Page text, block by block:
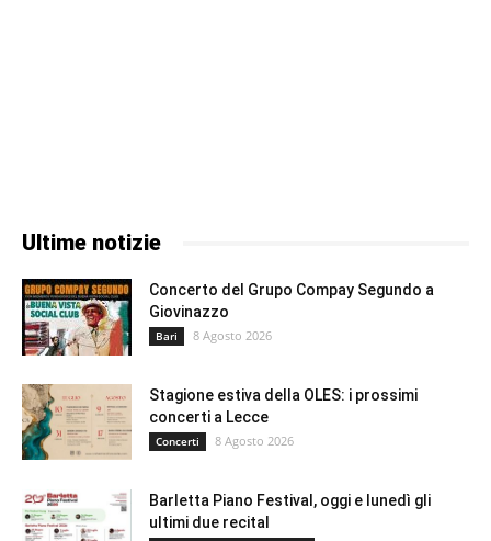
Ultime notizie
Concerto del Grupo Compay Segundo a
Giovinazzo
Bari 8 Agosto 2026
Stagione estiva della OLES: i prossimi
concerti a Lecce
Concerti 8 Agosto 2026
Barletta Piano Festival, oggi e lunedì gli
ultimi due recital